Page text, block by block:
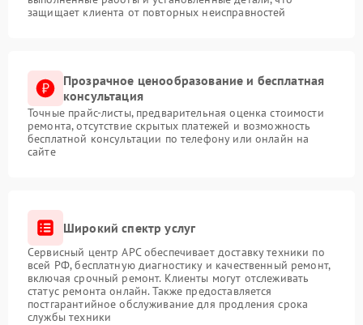
защищает клиента от повторных неисправностей
Прозрачное ценообразование и бесплатная
консультация
Точные прайс-листы, предварительная оценка стоимости
ремонта, отсутствие скрытых платежей и возможность
бесплатной консультации по телефону или онлайн на
сайте
Широкий спектр услуг
Сервисный центр APC обеспечивает доставку техники по
всей РФ, бесплатную диагностику и качественный ремонт,
включая срочный ремонт. Клиенты могут отслеживать
статус ремонта онлайн. Также предоставляется
постгарантийное обслуживание для продления срока
службы техники